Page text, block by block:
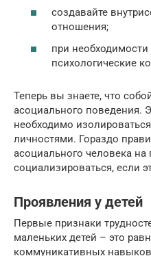
создавайте
отношения;
при
психологические
Теперь вы знаете, что
асоциального поведения.
необходимо
личностями. Гораздо
асоциального человека
социализироваться, если
Проявления у детей
Первые признаки
маленьких детей – это
коммуникативных